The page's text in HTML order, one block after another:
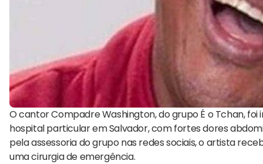
O cantor Compadre Washington, do grupo É o Tchan,
hospital particular em Salvador, com fortes dores
pela assessoria do grupo nas redes sociais, o artista
uma cirurgia de emergência.